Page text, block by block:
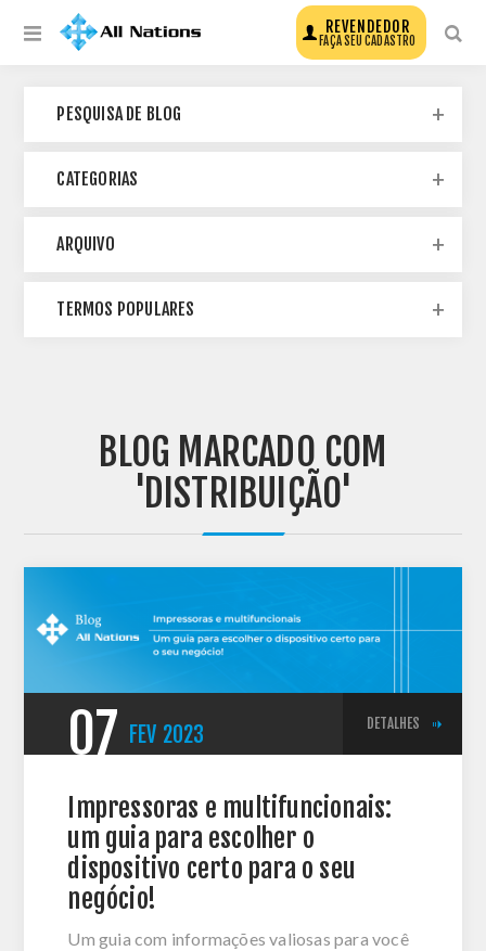
REVENDEDOR
FAÇA SEU CADASTRO
BLOG MARCADO COM
'DISTRIBUIÇÃO'
07 FEV 2023 DETALHES
Impressoras e multifuncionais:
um guia para escolher o
dispositivo certo para o seu
negócio!
Um guia com informações valiosas para você
PESQUISA DE BLOG
CATEGORIAS
ARQUIVO
TERMOS POPULARES